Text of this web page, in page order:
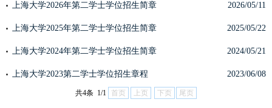
上海大学2026年第二学士学位招生简章 2026/05/11
上海大学2025年第二学士学位招生简章 2025/05/22
上海大学2024年第二学士学位招生简章 2024/05/21
上海大学2023第二学士学位招生章程 2023/06/08
共4条 1/1 首页 上页 下页 尾页